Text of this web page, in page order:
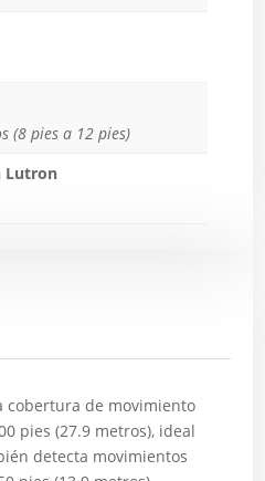
(8 pies a 12 pies)
Lutron
cobertura de movimiento
pies (27.9 metros), ideal
detecta movimientos